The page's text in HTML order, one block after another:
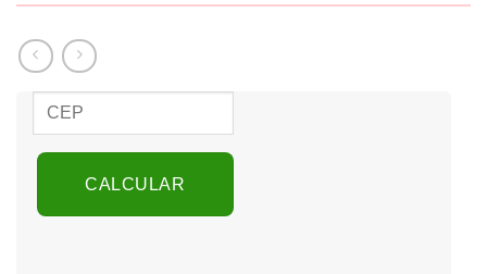
CALCULAR